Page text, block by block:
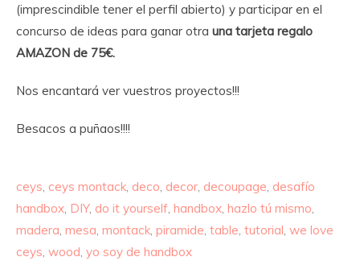
(imprescindible tener el perfil abierto) y participar en el
concurso de ideas para ganar otra una tarjeta regalo
AMAZON de 75€.
Nos encantará ver vuestros proyectos!!!
Besacos a puñaos!!!!
ceys ceys montack deco decor decoupage desafío
handbox DIY, do it yourself handbox hazlo tú mismo
madera mesa montack piramide table tutorial we love
ceys wood yo soy de handbox